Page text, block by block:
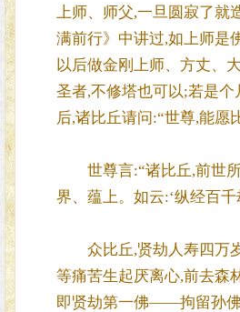
上师、师父,一旦圆寂了就
满前行》中讲过,如上师是
以后做金刚上师、方丈、
圣者,不修塔也可以;若是
后,诸比丘请问:“世尊,能愿
世尊言:“诸比丘,前世所
界、蕴上。如云:‘纵经百
众比丘,贤劫人寿四万岁
等痛苦生起厌离心,前去森
即贤劫第一佛——拘留孙佛